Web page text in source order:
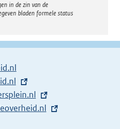
in de zin van de
bladen formele status